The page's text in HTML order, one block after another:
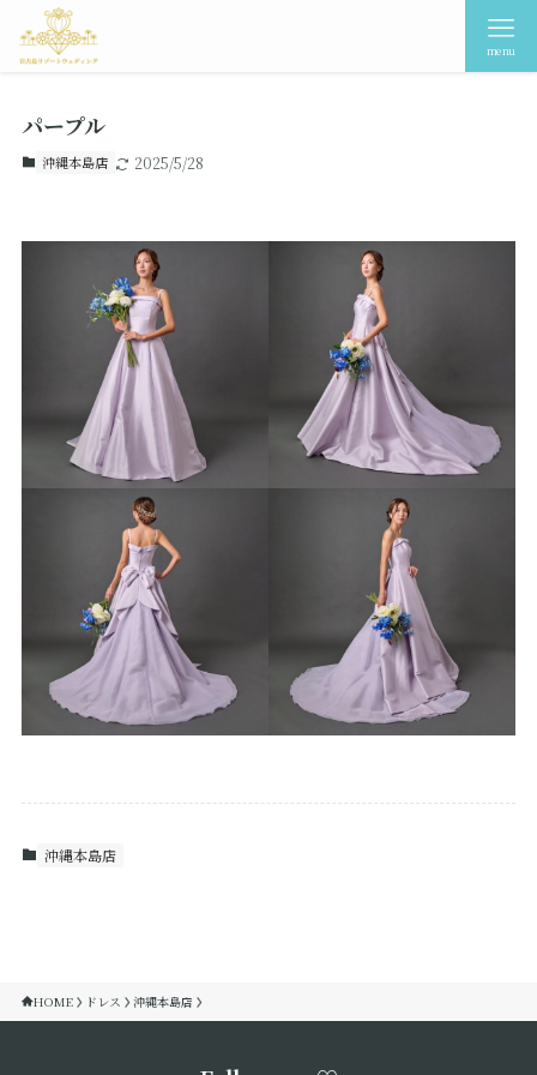
menu
パープル
沖縄本島店 2025/5/28
沖縄本島店
HOME ドレス 沖縄本島店